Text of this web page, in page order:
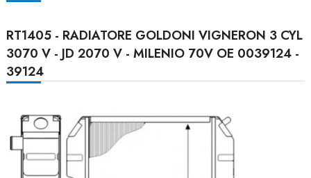
RT1405 - RADIATORE GOLDONI VIGNERON 3 CYL
3070 V - JD 2070 V - MILENIO 70V OE 0039124 -
39124